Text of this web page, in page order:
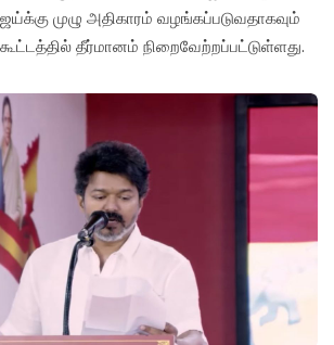
முழு அதிகாரம் வழங்கப்படுவதாகவும்
தீர்மானம் நிறைவேற்றப்பட்டுள்ளது.